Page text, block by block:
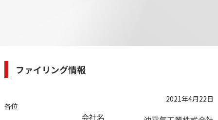
ファイリング情報
2021年4月22日
各位
会社名